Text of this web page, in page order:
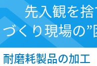
先入観を捨
くり現場の
耐磨耗製品の加工